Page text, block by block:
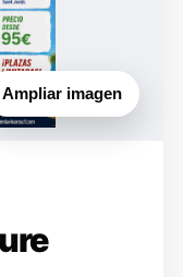
Ampliar imagen